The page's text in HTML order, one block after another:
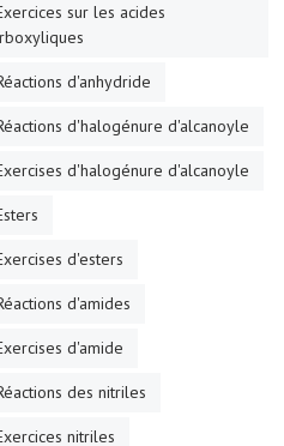
sur les acides
d'anhydride
d'halogénure d'alcanoyle
d'halogénure d'alcanoyle
d'esters
d'amides
d'amide
des nitriles
nitriles